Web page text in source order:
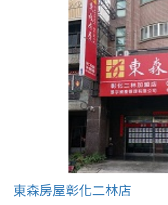
5-10 年
40 年以上
東森房屋彰化二林店